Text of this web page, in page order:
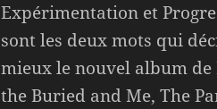
Expérimentation et
sont les deux mots qui
mieux le nouvel album de
the Buried and Me, The